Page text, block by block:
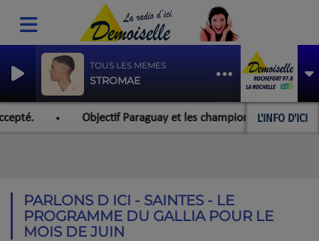
TOUS LES MEMES
STROMAE
L'INFO D'ICI
Objectif Paraguay et les championnats du
PARLONS D ICI - SAINTES - LE
PROGRAMME DU GALLIA POUR LE
MOIS DE JUIN